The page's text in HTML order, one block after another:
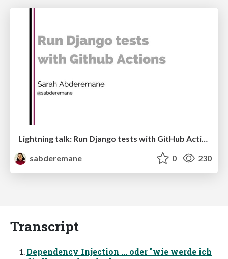
sabderemane
0 230
Transcript
Dependency Injection ... oder "wie werde ich